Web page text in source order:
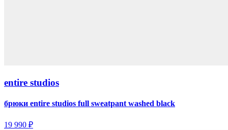
entire studios
брюки entire studios full sweatpant washed black
19 990 ₽